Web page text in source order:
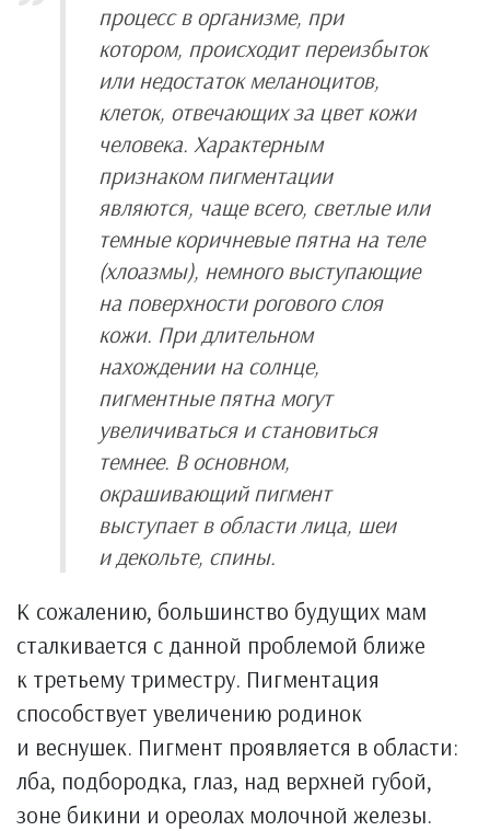
процесс в организме, при
котором, происходит переизбыток
или недостаток меланоцитов,
клеток, отвечающих за цвет кожи
человека. Характерным
признаком пигментации
являются, чаще всего, светлые или
темные коричневые пятна на теле
(хлоазмы), немного выступающие
на поверхности рогового слоя
кожи. При длительном
нахождении на солнце,
пигментные пятна могут
увеличиваться и становиться
темнее. В основном,
окрашивающий пигмент
выступает в области лица, шеи
и декольте, спины.
К сожалению, большинство будущих мам
сталкивается с данной проблемой ближе
к третьему триместру. Пигментация
способствует увеличению родинок
и веснушек. Пигмент проявляется в области:
лба, подбородка, глаз, над верхней губой,
зоне бикини и ореолах молочной железы.